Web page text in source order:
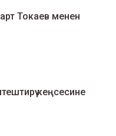
Токаев менен
кеңсесине